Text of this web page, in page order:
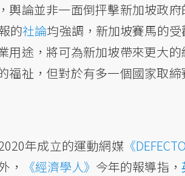
輿論並非一面倒抨擊新加坡政府
的社論均強調，新加坡賽馬的受
用途，將可為新加坡帶來更大的
福祉，但對於有多一個國家取締
年成立的運動網媒 《
， 《經濟學人》 今年的報導指，